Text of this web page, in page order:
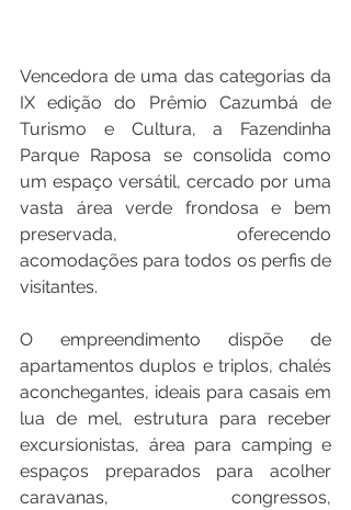
Vencedora de uma das categorias da
IX edição do Prêmio Cazumbá de
Turismo e Cultura, a Fazendinha
Parque Raposa se consolida como
um espaço versátil, cercado por uma
vasta área verde frondosa e bem
preservada, oferecendo
acomodações para todos os perfis de
visitantes.
O empreendimento dispõe de
apartamentos duplos e triplos, chalés
aconchegantes, ideais para casais em
lua de mel, estrutura para receber
excursionistas, área para camping e
espaços preparados para acolher
caravanas, congressos,